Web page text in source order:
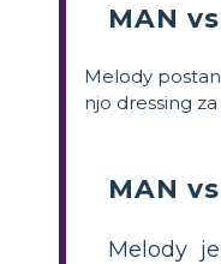
MAN
Melody
njo dressing
MAN
Melody